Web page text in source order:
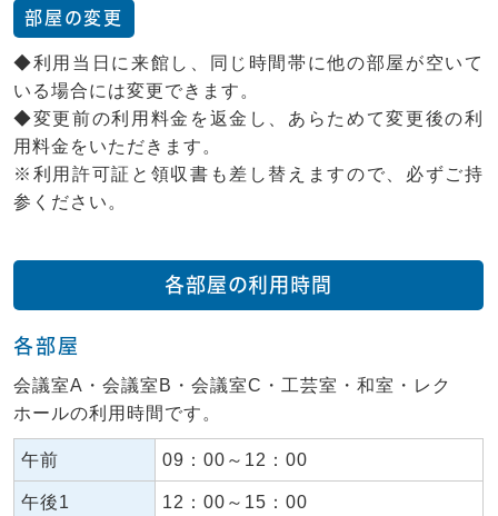
部屋の変更
◆利用当日に来館し、同じ時間帯に他の部屋が空いて
いる場合には変更できます。
◆変更前の利用料金を返金し、あらためて変更後の利
用料金をいただきます。
※利用許可証と領収書も差し替えますので、必ずご持
参ください。
各部屋の利用時間
各部屋
会議室A・会議室B・会議室C・工芸室・和室・レク
ホールの利用時間です。
午前 09：00～12：00
午後1 12：00～15：00